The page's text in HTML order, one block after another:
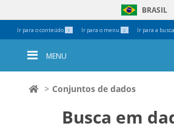
Ir para o conteúdo 1 Ir para o menu 2 Ir para a busca
BRASIL
MENU
Conjuntos de dados
Busca em